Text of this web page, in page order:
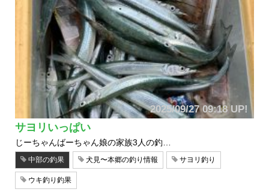
2025/09/27 09:18 UP!
サヨリいっぱい
じーちゃんばーちゃん娘の家族3人の釣…
中部の釣果 犬見〜本郷の釣り情報 サヨリ釣り
ウキ釣り釣果